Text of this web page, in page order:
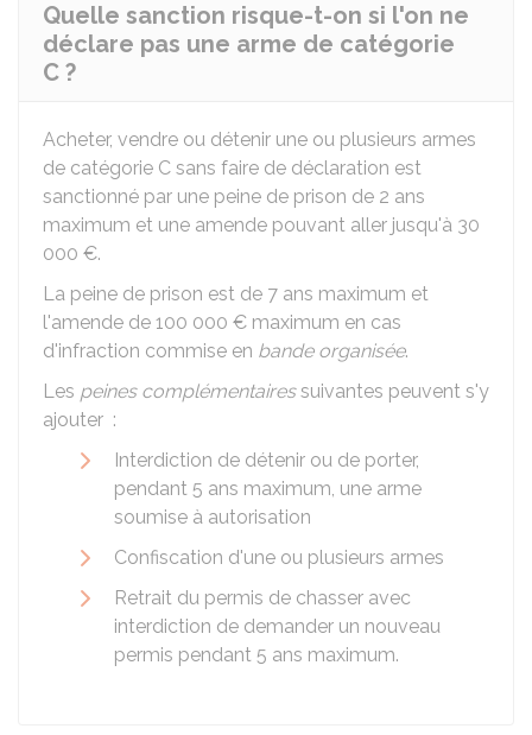
Quelle sanction risque-t-on si l'on ne
déclare pas une arme de catégorie
C ?
Acheter, vendre ou détenir une ou plusieurs armes
de catégorie C sans faire de déclaration est
sanctionné par une peine de prison de 2 ans
maximum et une amende pouvant aller jusqu'à 30
000 €.
La peine de prison est de 7 ans maximum et
l'amende de 100 000 € maximum en cas
d'infraction commise en bande organisée.
Les peines complémentairessuivantes peuvent s'y
ajouter :
Interdiction de détenir ou de porter,
pendant 5 ans maximum, une arme
soumise à autorisation
Confiscation d'une ou plusieurs armes
Retrait du permis de chasser avec
interdiction de demander un nouveau
permis pendant 5 ans maximum.